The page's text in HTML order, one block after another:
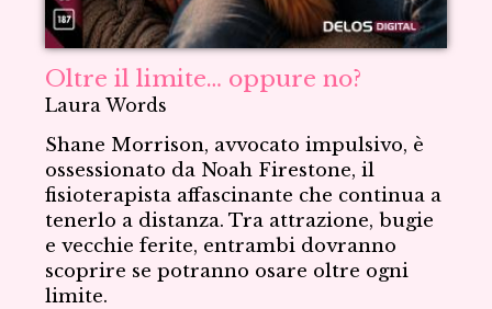
Oltre il limite… oppure no?
Laura Words
Shane Morrison, avvocato impulsivo, è
ossessionato da Noah Firestone, il
fisioterapista affascinante che continua a
tenerlo a distanza. Tra attrazione, bugie
e vecchie ferite, entrambi dovranno
scoprire se potranno osare oltre ogni
limite.